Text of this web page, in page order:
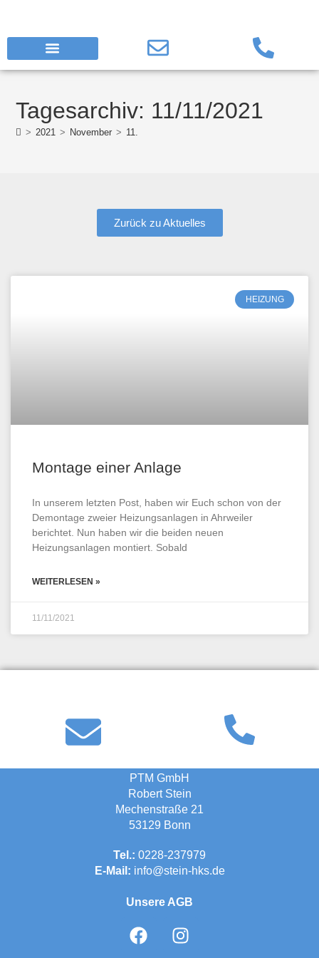
Tagesarchiv: 11/11/2021
> 2021 > November > 11.
Zurück zu Aktuelles
HEIZUNG
Montage einer Anlage
In unserem letzten Post, haben wir Euch schon von der
Demontage zweier Heizungsanlagen in Ahrweiler
berichtet. Nun haben wir die beiden neuen
Heizungsanlagen montiert. Sobald
WEITERLESEN »
11/11/2021
PTM GmbH
Robert Stein
Mechenstraße 21
53129 Bonn
Tel.: 0228-237979
E-Mail: info@stein-hks.de
Unsere AGB